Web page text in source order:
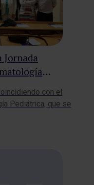
con el
Pediátrica, que se